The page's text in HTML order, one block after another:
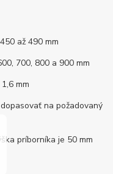
až 490 mm
700, 800 a 900 mm
mm
na požadovaný
príborníka je 50 mm